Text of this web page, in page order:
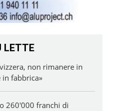
LETTE
non rimanere in
in fabbrica»
260'000 franchi di